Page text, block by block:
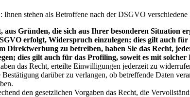
stehen als Betroffene nach der DSGVO
Gründen, die sich aus Ihrer besonderen Situation
erfolgt, Widerspruch einzulegen; dies gilt auch
Direktwerbung zu betreiben, haben Sie das Recht,
dies gilt auch für das Profiling, soweit es mit
das Recht, erteilte Einwilligungen jederzeit zu
Bestätigung darüber zu verlangen, ob betreffende Daten
den gesetzlichen Vorgaben das Recht, die